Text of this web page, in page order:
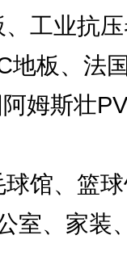
工业抗
地板、法
姆斯壮
馆、篮
室、家装